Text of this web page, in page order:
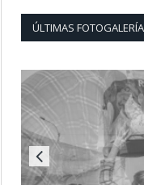
ÚLTIMAS